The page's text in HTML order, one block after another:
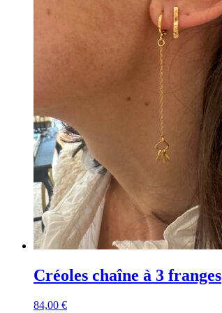
Créoles chaîne à 3 franges
84,00 €